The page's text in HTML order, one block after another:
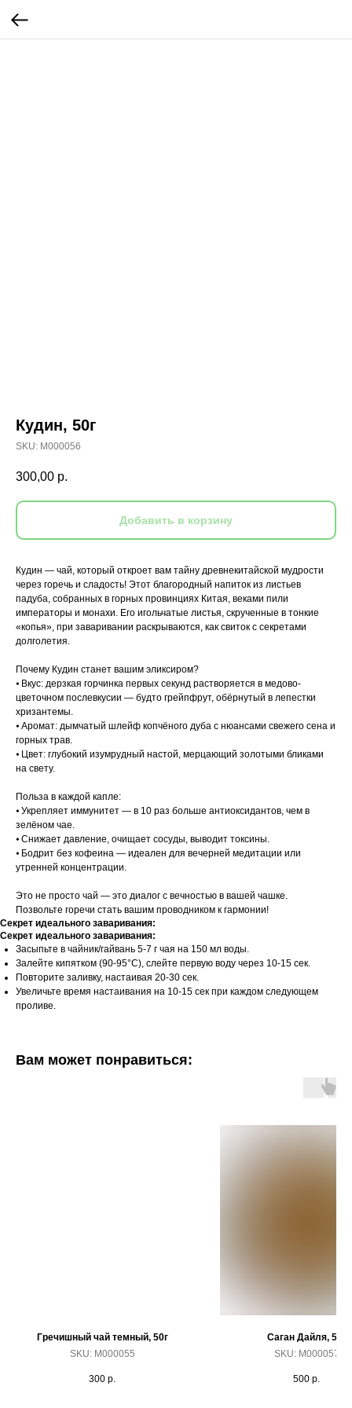
Кудин, 50г
SKU: M000056
300,00 р.
Добавить в корзину
Кудин — чай, который откроет вам тайну древнекитайской мудрости
через горечь и сладость! Этот благородный напиток из листьев
падуба, собранных в горных провинциях Китая, веками пили
императоры и монахи. Его игольчатые листья, скрученные в тонкие
«копья», при заваривании раскрываются, как свиток с секретами
долголетия.
Почему Кудин станет вашим эликсиром?
⦁ Вкус: дерзкая горчинка первых секунд растворяется в медово-
цветочном послевкусии — будто грейпфрут, обёрнутый в лепестки
хризантемы.
⦁ Аромат: дымчатый шлейф копчёного дуба с нюансами свежего сена и
горных трав.
⦁ Цвет: глубокий изумрудный настой, мерцающий золотыми бликами
на свету.
Польза в каждой капле:
⦁ Укрепляет иммунитет — в 10 раз больше антиоксидантов, чем в
зелёном чае.
⦁ Снижает давление, очищает сосуды, выводит токсины.
⦁ Бодрит без кофеина — идеален для вечерней медитации или
утренней концентрации.
Это не просто чай — это диалог с вечностью в вашей чашке.
Позвольте горечи стать вашим проводником к гармонии!
Секрет идеального заваривания:
Секрет идеального заваривания:
Засыпьте в чайник/гайвань 5-7 г чая на 150 мл воды.
Залейте кипятком (90-95°C), слейте первую воду через 10-15 сек.
Повторите заливку, настаивая 20-30 сек.
Увеличьте время настаивания на 10-15 сек при каждом следующем
проливе.
Вам может понравиться:
Гречишный чай темный, 50г
SKU: M000055
300 р.
Саган Дайля, 50г
SKU: M000057
500 р.